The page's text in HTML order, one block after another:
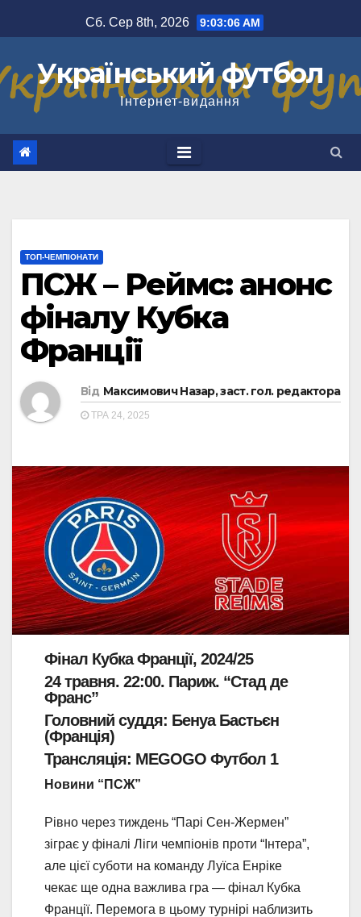
до
Сб. Сер 8th, 2026 9:03:07 AM
Український футбол
Інтернет-видання
ТОП-ЧЕМПІОНАТИ
ПСЖ – Реймс: анонс
фіналу Кубка
Франції
Від Максимович Назар, заст. гол. редактора
ТРА 24, 2025
Фінал Кубка Франції, 2024/25
24 травня. 22:00. Париж. “Стад де
Франс”
Головний суддя: Бенуа Бастьєн
(Франція)
Трансляція: MEGOGO Футбол 1
Новини “ПСЖ”
Рівно через тиждень “Парі Сен-Жермен”
зіграє у фіналі Ліги чемпіонів проти “Інтера”,
але цієї суботи на команду Луїса Енріке
чекає ще одна важлива гра — фінал Кубка
Франції. Перемога в цьому турнірі наблизить